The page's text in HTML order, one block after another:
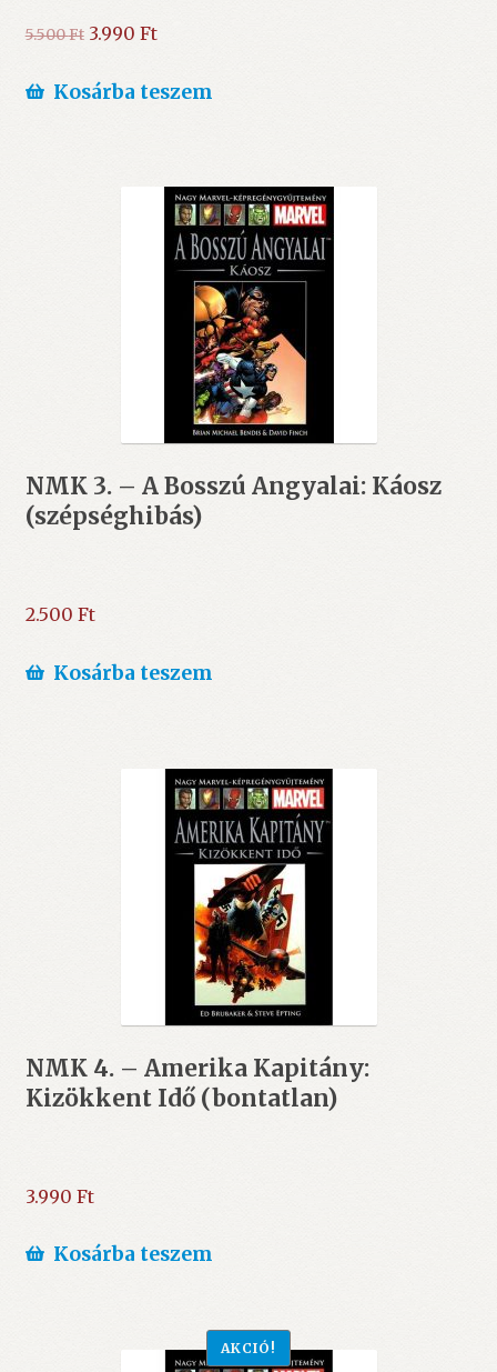
5.500Ft Original
was:
3.990 FtCurrent
is:
Kosárba teszem
NMK 3. – A Bosszú Angyalai: Káosz
(szépséghibás)
2.500 Ft
Kosárba teszem
NMK 4. – Amerika Kapitány:
Kizökkent Idő (bontatlan)
3.990 Ft
Kosárba teszem
AKCIÓ!